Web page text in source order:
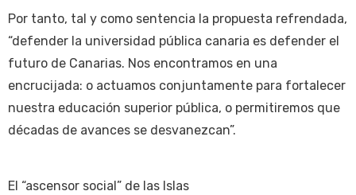
Por tanto, tal y como sentencia la propuesta refrendada,
“defender la universidad pública canaria es defender el
futuro de Canarias. Nos encontramos en una
encrucijada: o actuamos conjuntamente para fortalecer
nuestra educación superior pública, o permitiremos que
décadas de avances se desvanezcan”.
El “ascensor social” de las Islas